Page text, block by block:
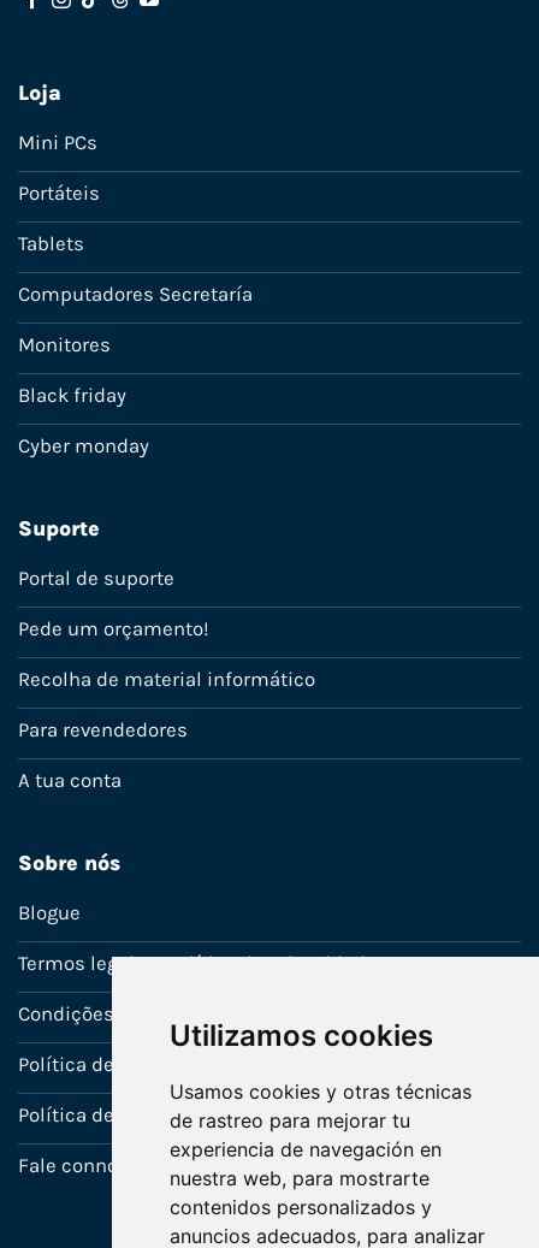
Utilizamos cookies
Usamos cookies y otras técnicas
de rastreo para mejorar tu
experiencia de navegación en
nuestra web, para mostrarte
contenidos personalizados y
anuncios adecuados, para analizar
Loja
Mini PCs
Portáteis
Tablets
Computadores Secretaría
Monitores
Black friday
Cyber monday
Suporte
Portal de suporte
Pede um orçamento!
Recolha de material informático
Para revendedores
A tua conta
Sobre nós
Blogue
Termos legais e política de privacidade
Condições de venda
Política de Garantia
Política de utilização de cookies
Fale connosco